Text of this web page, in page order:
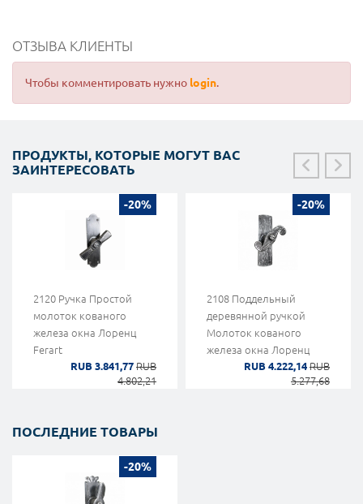
ОТЗЫВА КЛИЕНТЫ
Чтобы комментировать нужно login.
ПРОДУКТЫ, КОТОРЫЕ МОГУТ ВАС
ЗАИНТЕРЕСОВАТЬ
-20%
2120 Ручка Простой
молоток кованого
железа окна Лоренц
Ferart
RUB 3.841,77 RUB
4.802,21
-20%
2108 Поддельный
деревянной ручкой
Молоток кованого
железа окна Лоренц
RUB 4.222,14 RUB
5.277,68
ПОСЛЕДНИЕ ТОВАРЫ
-20%